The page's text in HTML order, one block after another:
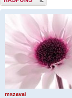
mszavai